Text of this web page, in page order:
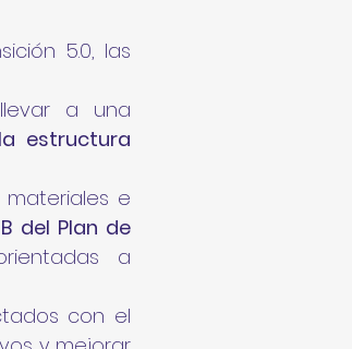
5.0, las
a una
estructura
materiales e
del Plan de
a
con el